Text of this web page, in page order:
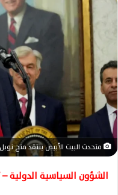
ب
ت
ر
و
ن
متحدث البيت الأبيض ينتقد منح
الشؤون السياسية الدولية